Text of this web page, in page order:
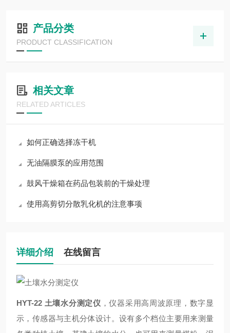
产品分类
PRODUCT CLASSIFICATION
相关文章
RELATED ARTICLES
如何正确选择冻干机
无油隔膜泵的应用范围
鼓风干燥箱在药品包装前的干燥处理
使用高剪切分散乳化机的注意事项
详细介绍 在线留言
HYT-22 土壤水分测定仪 ，仪器采用高周波原理，数字显
示，传感器与主机分体设计。 设有多个档位主要用来测量